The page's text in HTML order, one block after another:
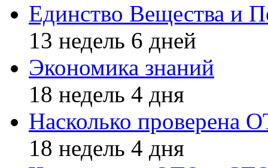
Единство Вещества и
13 недель 6 дней
Экономика знаний
18 недель 4 дня
Насколько проверена
18 недель 4 дня